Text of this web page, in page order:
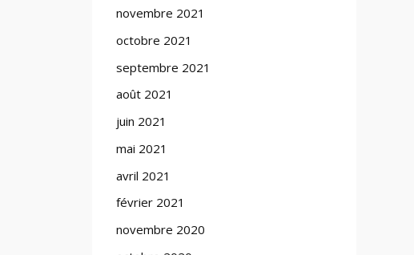
novembre 2021
octobre 2021
septembre 2021
août 2021
juin 2021
mai 2021
avril 2021
février 2021
novembre 2020